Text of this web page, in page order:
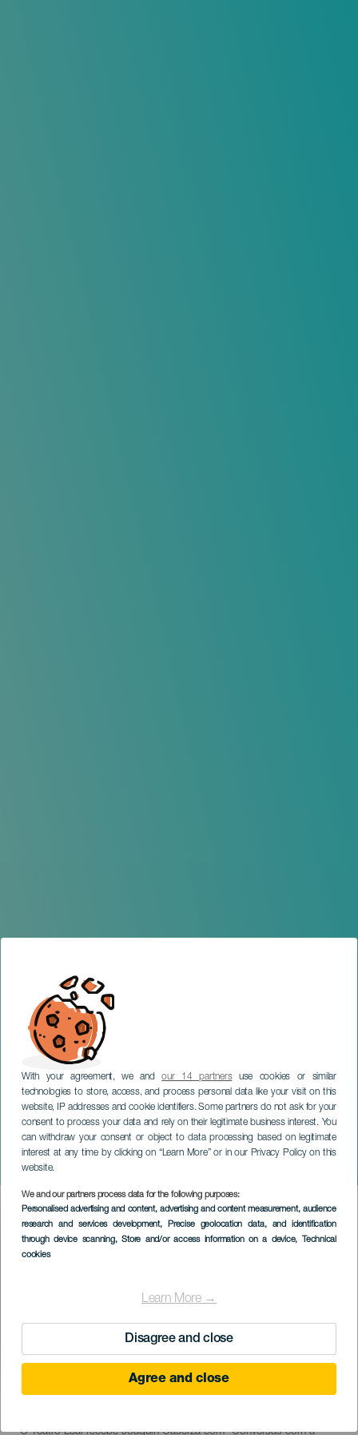
With your agreement, we andour 14 partnersuse cookies or similar
technologies to store, access, and process personal data like your visit on this
website, IP addresses and cookie identifiers. Some partners do not ask for your
consent to process your data and rely on their legitimate business interest. You
can withdraw your consent or object to data processing based on legitimate
interest at any time by clicking on “Learn More” or in our Privacy Policy on this
website.
We and our partners process data for the following purposes:
Personalised advertising and content, advertising and content measurement, audience
research and services development, Precise geolocation data, and identification
through device scanning, Store and/or access information on a device, Technical
cookies
Learn More →
Disagree and close
Agree and close
Joaquín Caserza:
Conversas com a Minha
Mente
TENERIFE
Imagen
Listado
08 November 2026
Descripción
O Teatro Leal recebe Joaquín Caserza com “Conversas com a